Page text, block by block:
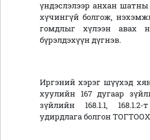
үндэслэлээр анхан
хүчингүй болгож,
гомдлыг хүлээн авах
бүрэлдэхүүн дүгнэв.
Иргэний хэрэг шүүхэд
хуулийн 167 дугаар
зүйлийн 168.1.1,
удирдлага болгон